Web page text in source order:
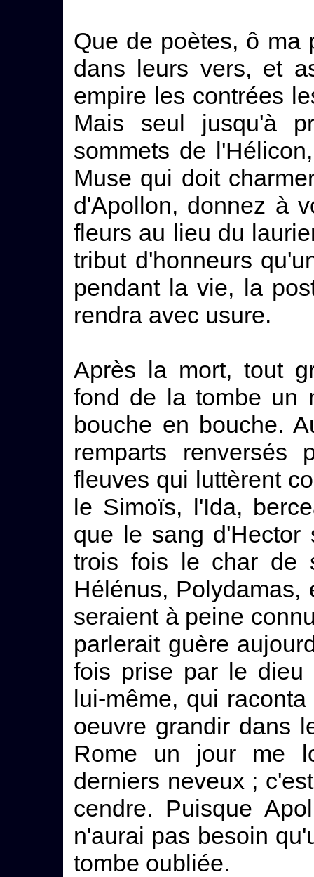
Que de poètes, ô ma
dans leurs vers, et
empire les contrées
Mais seul jusqu'à
sommets de
Muse qui doit
d'Apollon, donnez à
fleurs au lieu du
tribut d'honneurs
pendant la vie, la
rendra avec usure.
Après la mort, tout
fond de la tombe un
bouche en bouche.
remparts
fleuves qui luttèrent
le Simoïs, l'Ida,
que le sang d'Hector
trois fois le char de
Hélénus,
seraient à peine
parlerait guère
fois prise par le dieu
lui-même, qui
oeuvre grandir dans
Rome un jour me
derniers neveux ;
cendre. Puisque
n'aurai pas besoin
tombe oubliée.